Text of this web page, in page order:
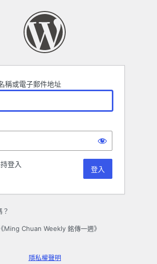
稱或電子郵件地址
登入
？
Ming Chuan Weekly 銘傳一週》
隱私權聲明